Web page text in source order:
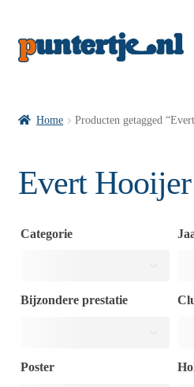
Home Producten getagged
Evert Hooijer
Categorie
Bijzondere prestatie
Poster